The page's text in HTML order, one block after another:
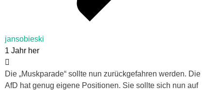
jansobieski
1 Jahr her
Die „Muskparade“ sollte nun zurückgefahren werden. Die
AfD hat genug eigene Positionen. Sie sollte sich nun auf